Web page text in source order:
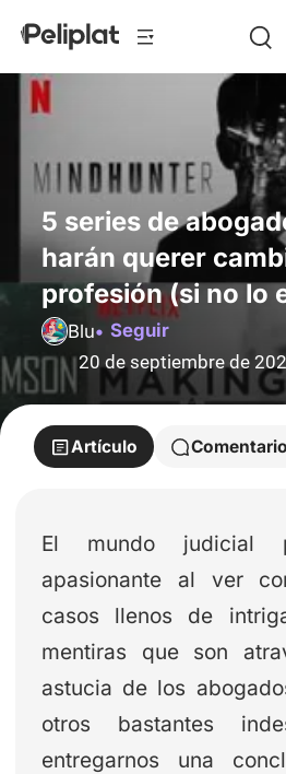
5 series de
harán querer
profesión (si no lo
Blu
Seguir
20 de septiembre de
Artículo
El mundo judicial
apasionante al ver
casos llenos de
mentiras que son
astucia de los
otros bastantes
entregarnos una